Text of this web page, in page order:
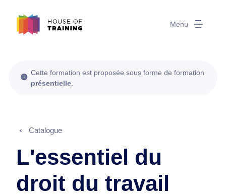
Menu
Cette formation est proposée sous forme de formation
présentielle
Catalogue
L'essentiel du
droit du travail